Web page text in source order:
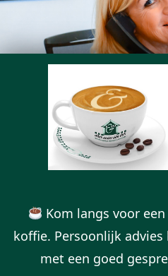
Deurningerstraat 224
7522 CL Enschede
Kom langs voor
koffie. Persoonlijk advies
met een goed